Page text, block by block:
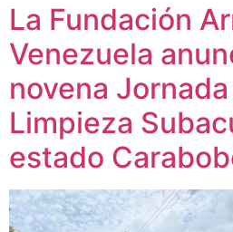
La Fundación
Venezuela
novena
Limpieza
estado